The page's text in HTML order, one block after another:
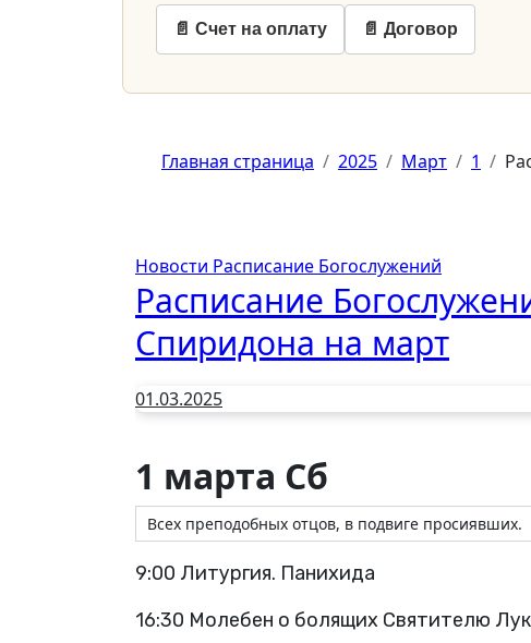
📄 Счет на оплату 📄 Договор
Главная страница 2025 Март 1
Новости Расписание Богослужений
Расписание
Спиридона на март
01.03.2025
1 марта Сб
Всех преподобных отцов, в подвиге просиявших.
9:00 Литургия. Панихида
16:30 Молебен о болящих Святителю